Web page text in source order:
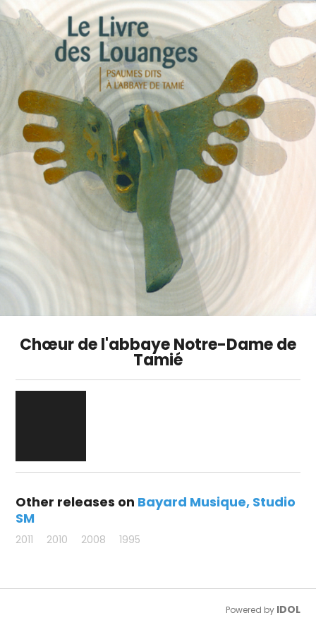
Chœur de l'abbaye Notre-Dame de
Tamié
Other releases on Bayard Musique Studio
SM
2011 2010 2008 1995
Powered by IDOL